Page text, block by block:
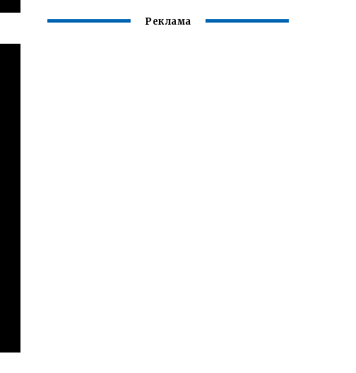
Реклама